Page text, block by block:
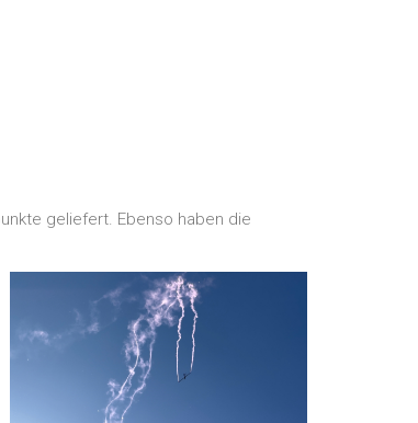
geliefert. Ebenso haben die